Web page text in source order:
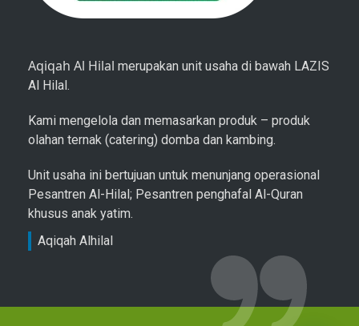
Aqiqah Al Hilal merupakan unit usaha di bawah LAZIS
Al Hilal.
Kami mengelola dan memasarkan produk – produk
olahan ternak (catering) domba dan kambing.
Unit usaha ini bertujuan untuk menunjang operasional
Pesantren Al-Hilal; Pesantren penghafal Al-Quran
khusus anak yatim.
Aqiqah Alhilal